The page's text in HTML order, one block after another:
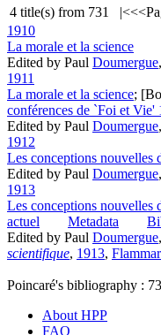
4 title(s) from 731 |<<<
1910
La morale et la science
Edited by Paul Doumergue,
1911
La morale et la science;
conférences de `Foi et Vie'
Edited by Paul Doumergue,
1912
Les conceptions nouvelles
Edited by Paul Doumergue,
1913
Les conceptions nouvelles
actuel
Metadata
Edited by Paul Doumergue,
scientifique, 1913,
Poincaré's bibliography :
About HPP
FAQ